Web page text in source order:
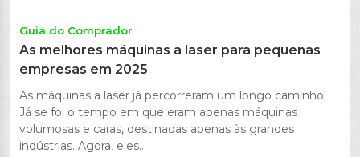
Guia do Comprador
As melhores máquinas a laser para pequenas
empresas em 2025
As máquinas a laser já percorreram um longo caminho!
Já se foi o tempo em que eram apenas máquinas
volumosas e caras, destinadas apenas às grandes
indústrias. Agora, eles...